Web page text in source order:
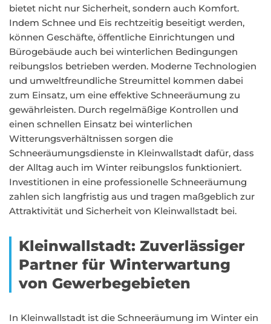
bietet nicht nur Sicherheit, sondern auch Komfort.
Indem Schnee und Eis rechtzeitig beseitigt werden,
können Geschäfte, öffentliche Einrichtungen und
Bürogebäude auch bei winterlichen Bedingungen
reibungslos betrieben werden. Moderne Technologien
und umweltfreundliche Streumittel kommen dabei
zum Einsatz, um eine effektive Schneeräumung zu
gewährleisten. Durch regelmäßige Kontrollen und
einen schnellen Einsatz bei winterlichen
Witterungsverhältnissen sorgen die
Schneeräumungsdienste in Kleinwallstadt dafür, dass
der Alltag auch im Winter reibungslos funktioniert.
Investitionen in eine professionelle Schneeräumung
zahlen sich langfristig aus und tragen maßgeblich zur
Attraktivität und Sicherheit von Kleinwallstadt bei.
Kleinwallstadt: Zuverlässiger
Partner für Winterwartung
von Gewerbegebieten
In Kleinwallstadt ist die Schneeräumung im Winter ein